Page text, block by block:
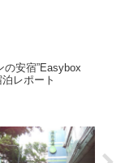
の安宿”Easybox
レポート